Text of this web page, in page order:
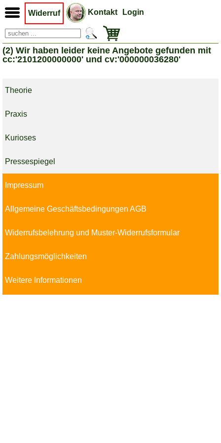
Widerruf Kontakt Login
(2) Wir haben leider keine Angebote gefunden mit
cc:'2101200000000' und cv:'000000036280'
Theorie
Praxis
Kurioses
Pressespiegel
Impressum
Allgemeine Geschäftsbedingungen AGB
Widerrufsbelehrung und Muster-Widerrufsformular
Zahlungsmöglichkeiten
Weitere Informationen